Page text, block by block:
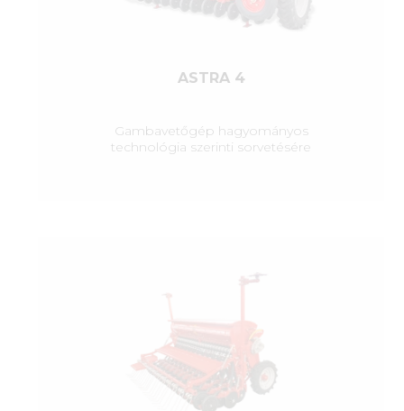
ASTRA 4
Gambavetőgép hagyományos
technológia szerinti sorvetésére